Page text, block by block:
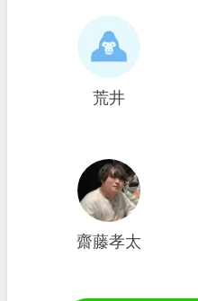
荒井
齋藤孝太